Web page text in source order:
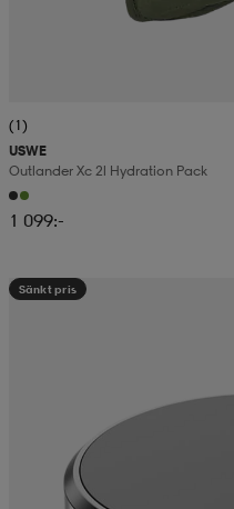
(1)
USWE
Outlander Xc 2l Hydration Pack
1 099:-
Sänkt pris